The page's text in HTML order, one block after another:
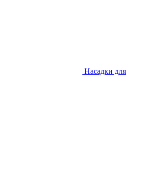
Насадки для